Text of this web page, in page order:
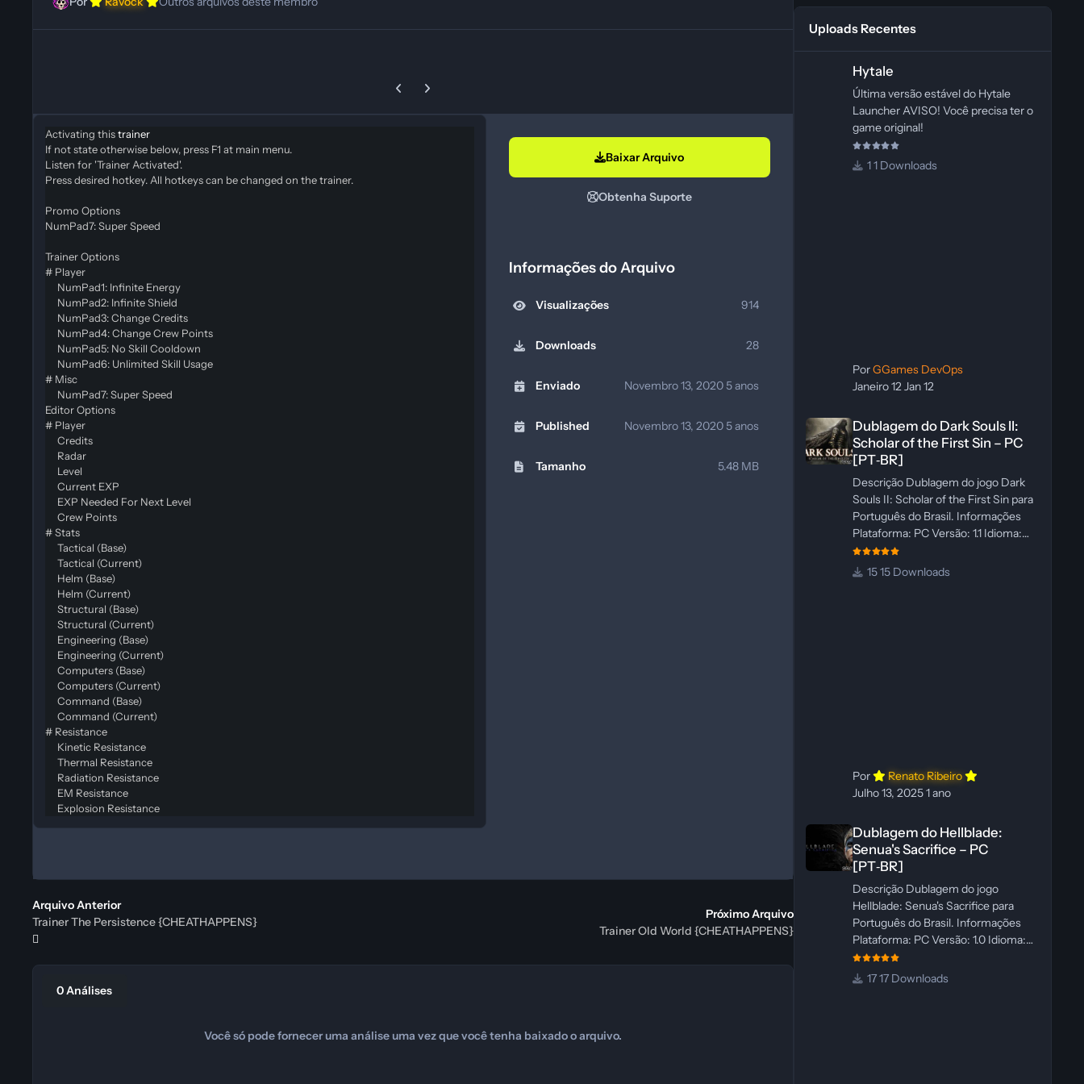
Previous carousel slide
Next carousel slide
Activating thistrainer
If not state otherwise below, press F1 at main menu.
Listen for 'Trainer Activated'.
Press desired hotkey. All hotkeys can be changed on the trainer.
Promo Options
NumPad7: Super Speed
Trainer Options
# Player
NumPad1: Infinite Energy
NumPad2: Infinite Shield
NumPad3: Change Credits
NumPad4: Change Crew Points
NumPad5: No Skill Cooldown
NumPad6: Unlimited Skill Usage
# Misc
NumPad7: Super Speed
Editor Options
# Player
Credits
Radar
Level
Current EXP
EXP Needed For Next Level
Crew Points
# Stats
Tactical (Base)
Tactical (Current)
Helm (Base)
Helm (Current)
Structural (Base)
Structural (Current)
Engineering (Base)
Engineering (Current)
Computers (Base)
Computers (Current)
Command (Base)
Command (Current)
# Resistance
Kinetic Resistance
Thermal Resistance
Radiation Resistance
EM Resistance
Explosion Resistance
Baixar Arquivo
Obtenha Suporte
Informações do Arquivo
Visualizações 914
Downloads 28
Enviado Novembro 13, 2020 5 anos
Published Novembro 13, 2020 5 anos
Tamanho 5.48 MB
Arquivo Anterior
Trainer The Persistence {CHEATHAPPENS}
Próximo Arquivo
Trainer Old World {CHEATHAPPENS}
0 Análises
Você só pode fornecer uma análise uma vez que você tenha baixado o arquivo.
Uploads Recentes
Hytale
Última versão estável do Hytale
Launcher AVISO! Você precisa ter o
game original!
1 Downloads
PorGGames DevOps
Janeiro 12Jan 12
Dublagem do Dark Souls II:
Scholar of the First Sin – PC
[PT‑BR]
Descrição Dublagem do jogo Dark
Souls II: Scholar of the First Sin para
Português do Brasil. Informações
Plataforma: PC Versão: 1.1 Idioma:
Português‑BR Versão Suportada:
Steam Idioma Suportado: Inglês
15 Downloads
Por
Renato Ribeiro
Julho 13, 20251 ano
Dublagem do Hellblade:
Senua's Sacrifice – PC
[PT‑BR]
Descrição Dublagem do jogo
Hellblade: Senua's Sacrifice para
Português do Brasil. Informações
Plataforma: PC Versão: 1.0 Idioma:
Português‑BR Versão Suportada:
Steam Idioma Suportado: Inglês
17 Downloads